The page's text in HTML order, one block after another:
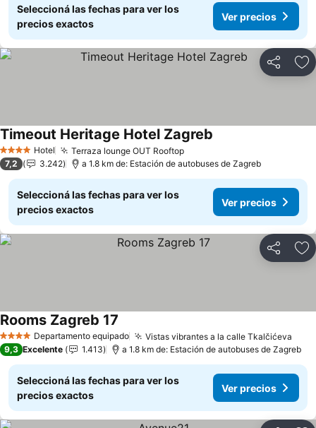
Seleccioná las fechas para ver los
precios exactos
Ver precios
Compartir
4 EstrellasHotel Terraza lounge OUT Rooftop
Timeout Heritage Hotel Zagreb
7,2 3.242 a 1.8 km de: Estación de autobuses de Zagreb
Seleccioná las fechas para ver los
precios exactos
Ver precios
Compartir
4 EstrellasDepartamento equipado Vistas vibrantes a la calle Tkalčićeva
Rooms Zagreb 17
9,3 Excelente 1.413 a 1.8 km de: Estación de autobuses de Zagreb
Seleccioná las fechas para ver los
precios exactos
Ver precios